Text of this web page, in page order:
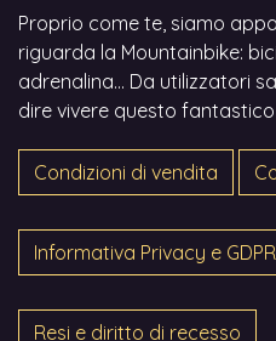
Proprio come te, siamo
riguarda la Mountainbike:
adrenalina... Da utilizzatori
dire vivere questo
Condizioni di vendita
Informativa Privacy e GDPR
Resi e diritto di recesso